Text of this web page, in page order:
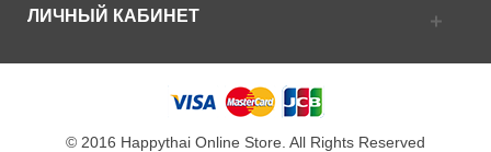
ЛИЧНЫЙ КАБИНЕТ
© 2016 Happythai Online Store. All Rights Reserved